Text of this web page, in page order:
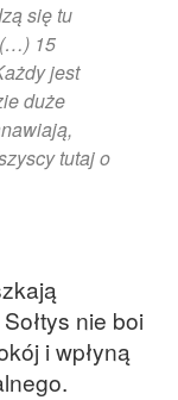
się tu
(…) 15
jest
duże
tutaj o
nie boi
i wpłyną